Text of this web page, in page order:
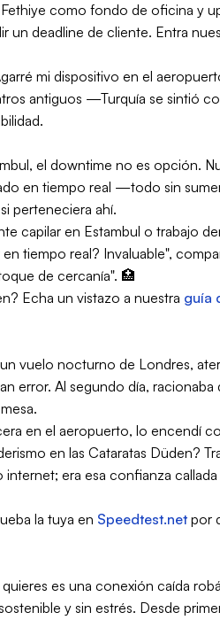
como fondo de oficina y
un deadline de cliente. Entra
mi dispositivo en el
antiguos —Turquía se sintió
el downtime no es opción.
en tiempo real —todo sin
perteneciera ahí.
capilar en Estambul o trabajo
tiempo real? Invaluable",
de cercanía". 🏥
Echa un vistazo a nuestra guía
vuelo nocturno de Londres,
error. Al segundo día, racionaba
en el aeropuerto, lo encendí
en las Cataratas Düden?
era esa confianza callada
la tuya en Speedtest.net por
es una conexión caída
y sin estrés. Desde